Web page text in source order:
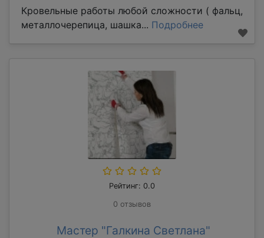
Кровельные работы любой сложности ( фальц,
металлочерепица, шашка... Подробнее
Рейтинг: 0.0
0 отзывов
Мастер "Галкина Светлана"